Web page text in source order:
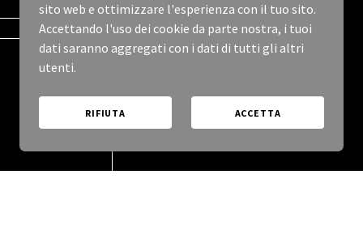
sito web e ottimizzare l'esperienza con il tuo sito.
Accettando l'uso dei cookie da parte nostra, i tuoi
dati saranno aggregati con i dati di tutti gli altri
utenti.
RIFIUTA ACCETTA